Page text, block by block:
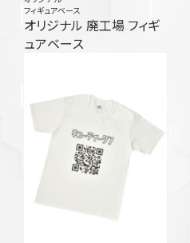
フィギュアベース
オリジナル 廃工場 フィギ
ュアベース